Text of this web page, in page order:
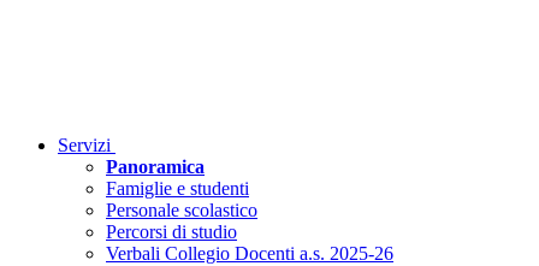
Servizi
Panoramica
Famiglie e studenti
Personale scolastico
Percorsi di studio
Verbali Collegio Docenti a.s. 2025-26